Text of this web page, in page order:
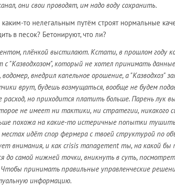
они свои проводят, им надо воду сохранить.
то нелегальным путём строят нормальные
в песок? Бетонируют, что ли?
плёнкой выстилают. Кстати, в прошлом году
с "Казводхозом", который не хотел принимать
внедрил капельное орошение, а "Казводхоз"
врут, будешь возмущаться, вообще не будем
но приходится платить больше. Парень лук
не имеет ни тактики, ни стратегии, никакого
похожа на какие-то истеричные попытки
идёт спор фермера с твоей структурой по
внимания, и как crisis management ты, на какой
до самой нижней точки, вникнуть в суть,
принимать правильные управленческие
информацию.